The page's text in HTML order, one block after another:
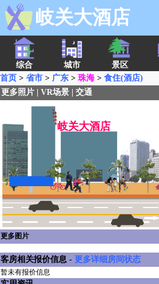
岐关大酒店
综合 城市 景区
首页 > 省市 > 广东 > 珠海 > 食住(酒店)
更多照片
VR场景 交通
岐关大酒店
更多图片
客房相关报价信息 - 更多详细房间状态
暂未有报价信息